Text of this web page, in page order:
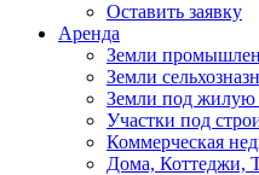
Оставить заявку
Аренда
Земли
Земли
Земли под жилую
Участки под
Коммерческая
Дома, Коттеджи,